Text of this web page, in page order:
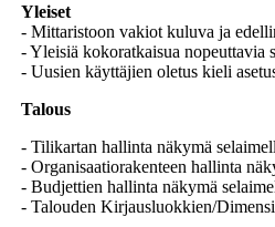
Yleiset
- Mittaristoon vakiot kuluva ja
- Yleisiä kokoratkaisua nopeuttavia
- Uusien käyttäjien oletus kieli
Talous
- Tilikartan hallinta näkymä
- Organisaatiorakenteen hallinta
- Budjettien hallinta näkymä
- Talouden Kirjausluokkien/